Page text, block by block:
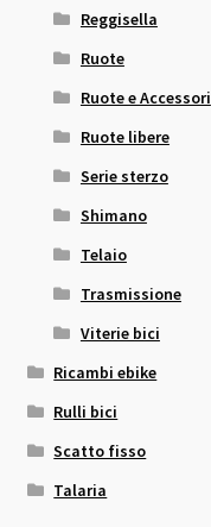
Reggisella
Ruote
Ruote e Accessori
Ruote libere
Serie sterzo
Shimano
Telaio
Trasmissione
Viterie bici
Ricambi ebike
Rulli bici
Scatto fisso
Talaria